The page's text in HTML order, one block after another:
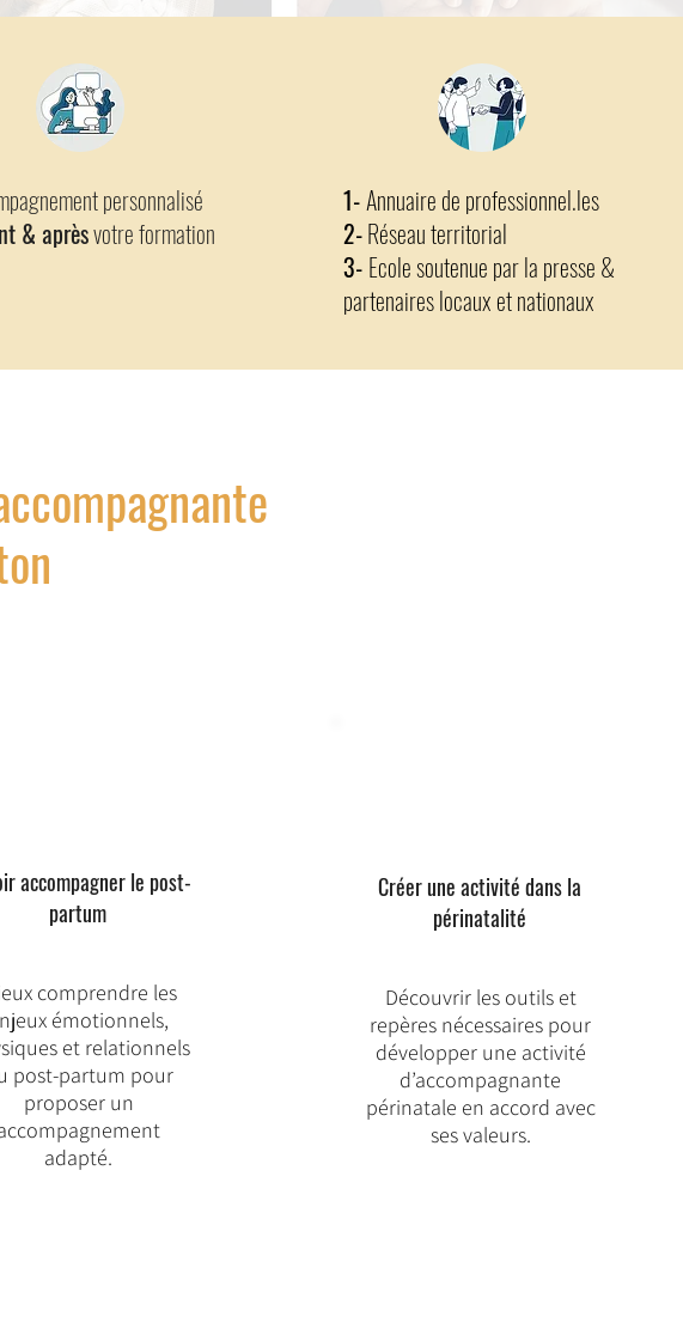
personnalisé
& aprèsvotre formation
1-Annuaire de professionnel.les
2-Réseau territorial
3- Ecole soutenue par la presse &
partenaires locaux et nationaux
accompagner le post-
partum
comprendre les
émotionnels,
et relationnels
post-partum pour
proposer un
adapté.
Créer une activité dans la
périnatalité
Découvrir les outils et
repères nécessaires pour
développer une activité
d’accompagnante
périnatale en accord avec
ses valeurs.